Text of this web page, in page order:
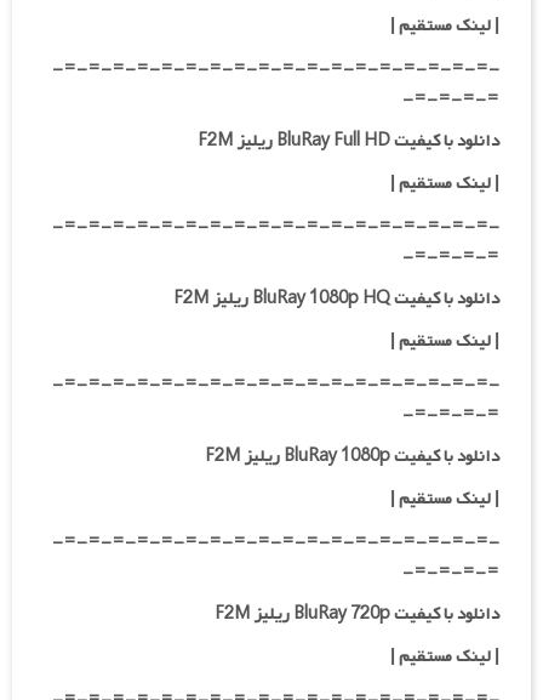
| لینک مستقیم|
-=-=-=-=-=-=-=-=-=-=-=-=-=-=-=-=-=-=-
=-=-=-=-
دانلود با کیفیت BluRay Full HD ریلیز F2M
|لینک مستقیم|
-=-=-=-=-=-=-=-=-=-=-=-=-=-=-=-=-=-=-
=-=-=-=-
دانلود با کیفیت BluRay 1080p HQ ریلیز F2M
|لینک مستقیم|
-=-=-=-=-=-=-=-=-=-=-=-=-=-=-=-=-=-=-
=-=-=-=-
دانلود با کیفیت BluRay 1080p ریلیز F2M
|لینک مستقیم|
-=-=-=-=-=-=-=-=-=-=-=-=-=-=-=-=-=-=-
=-=-=-=-
دانلود با کیفیت BluRay 720p ریلیز F2M
| لینک مستقیم|